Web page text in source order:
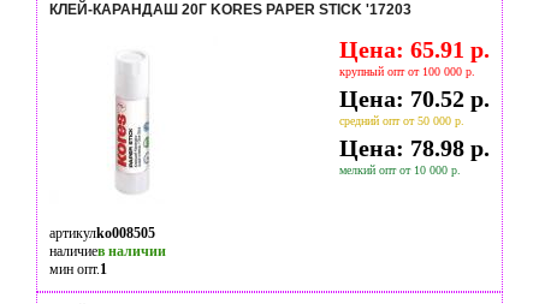
КЛЕЙ-КАРАНДАШ 20Г KORES PAPER STICK '17203
Цена: 65.91 р.
крупный опт от 100 000 р.
Цена: 70.52 р.
средний опт от 50 000 р.
Цена: 78.98 р.
мелкий опт от 10 000 р.
артикулko008505
наличиев наличии
мин опт.1